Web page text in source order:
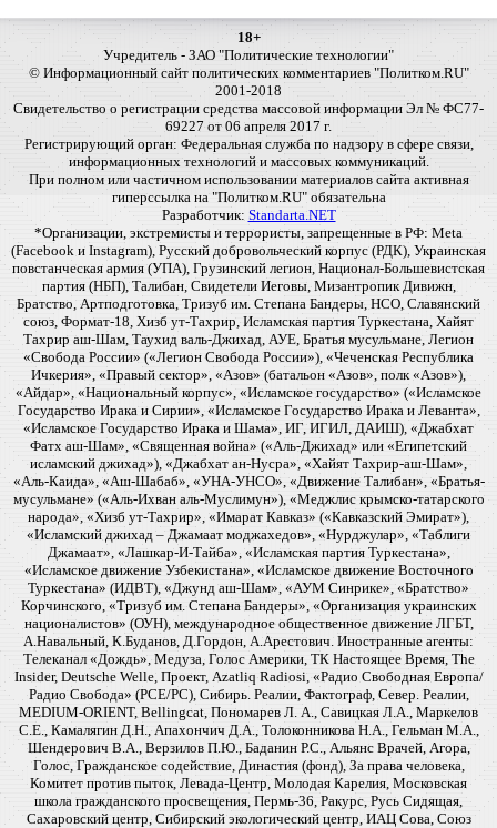
18+
Учредитель - ЗАО "Политические технологии"
© Информационный сайт политических комментариев "Политком.RU"
2001-2018
Свидетельство о регистрации средства массовой информации Эл № ФС77-
69227 от 06 апреля 2017 г.
Регистрирующий орган: Федеральная служба по надзору в сфере связи,
информационных технологий и массовых коммуникаций.
При полном или частичном использовании материалов сайта активная
гиперссылка на "Политком.RU" обязательна
Разработчик: Standarta.NET
*Организации, экстремисты и террористы, запрещенные в РФ: Meta
(Facebook и Instagram), Русский добровольческий корпус (РДК), Украинская
повстанческая армия (УПА), Грузинский легион, Национал-Большевистская
партия (НБП), Талибан, Свидетели Иеговы, Мизантропик Дивижн,
Братство, Артподготовка, Тризуб им. Степана Бандеры, НСО, Славянский
союз, Формат-18, Хизб ут-Тахрир, Исламская партия Туркестана, Хайят
Тахрир аш-Шам, Таухид валь-Джихад, АУЕ, Братья мусульмане, Легион
«Свобода России» («Легион Свобода России»), «Чеченская Республика
Ичкерия», «Правый сектор», «Азов» (батальон «Азов», полк «Азов»),
«Айдар», «Национальный корпус», «Исламское государство» («Исламское
Государство Ирака и Сирии», «Исламское Государство Ирака и Леванта»,
«Исламское Государство Ирака и Шама», ИГ, ИГИЛ, ДАИШ), «Джабхат
Фатх аш-Шам», «Священная война» («Аль-Джихад» или «Египетский
исламский джихад»), «Джабхат ан-Нусра», «Хайят Тахрир-аш-Шам»,
«Аль-Каида», «Аш-Шабаб», «УНА-УНСО», «Движение Талибан», «Братья-
мусульмане» («Аль-Ихван аль-Муслимун»), «Меджлис крымско-татарского
народа», «Хизб ут-Тахрир», «Имарат Кавказ» («Кавказский Эмират»),
«Исламский джихад – Джамаат моджахедов», «Нурджулар», «Таблиги
Джамаат», «Лашкар-И-Тайба», «Исламская партия Туркестана»,
«Исламское движение Узбекистана», «Исламское движение Восточного
Туркестана» (ИДВТ), «Джунд аш-Шам», «АУМ Синрике», «Братство»
Корчинского, «Тризуб им. Степана Бандеры», «Организация украинских
националистов» (ОУН), международное общественное движение ЛГБТ,
А.Навальный, К.Буданов, Д.Гордон, А.Арестович. Иностранные агенты:
Телеканал «Дождь», Медуза, Голос Америки, ТК Настоящее Время, The
Insider, Deutsche Welle, Проект, Azatliq Radiosi, «Радио Свободная Европа/
Радио Свобода» (PCE/PC), Сибирь. Реалии, Фактограф, Север. Реалии,
MEDIUM-ORIENT, Bellingcat, Пономарев Л. А., Савицкая Л.А., Маркелов
С.Е., Камалягин Д.Н., Апахончич Д.А., Толоконникова Н.А., Гельман М.А.,
Шендерович В.А., Верзилов П.Ю., Баданин Р.С., Альянс Врачей, Агора,
Голос, Гражданское содействие, Династия (фонд), За права человека,
Комитет против пыток, Левада-Центр, Молодая Карелия, Московская
школа гражданского просвещения, Пермь-36, Ракурс, Русь Сидящая,
Сахаровский центр, Сибирский экологический центр, ИАЦ Сова, Союз